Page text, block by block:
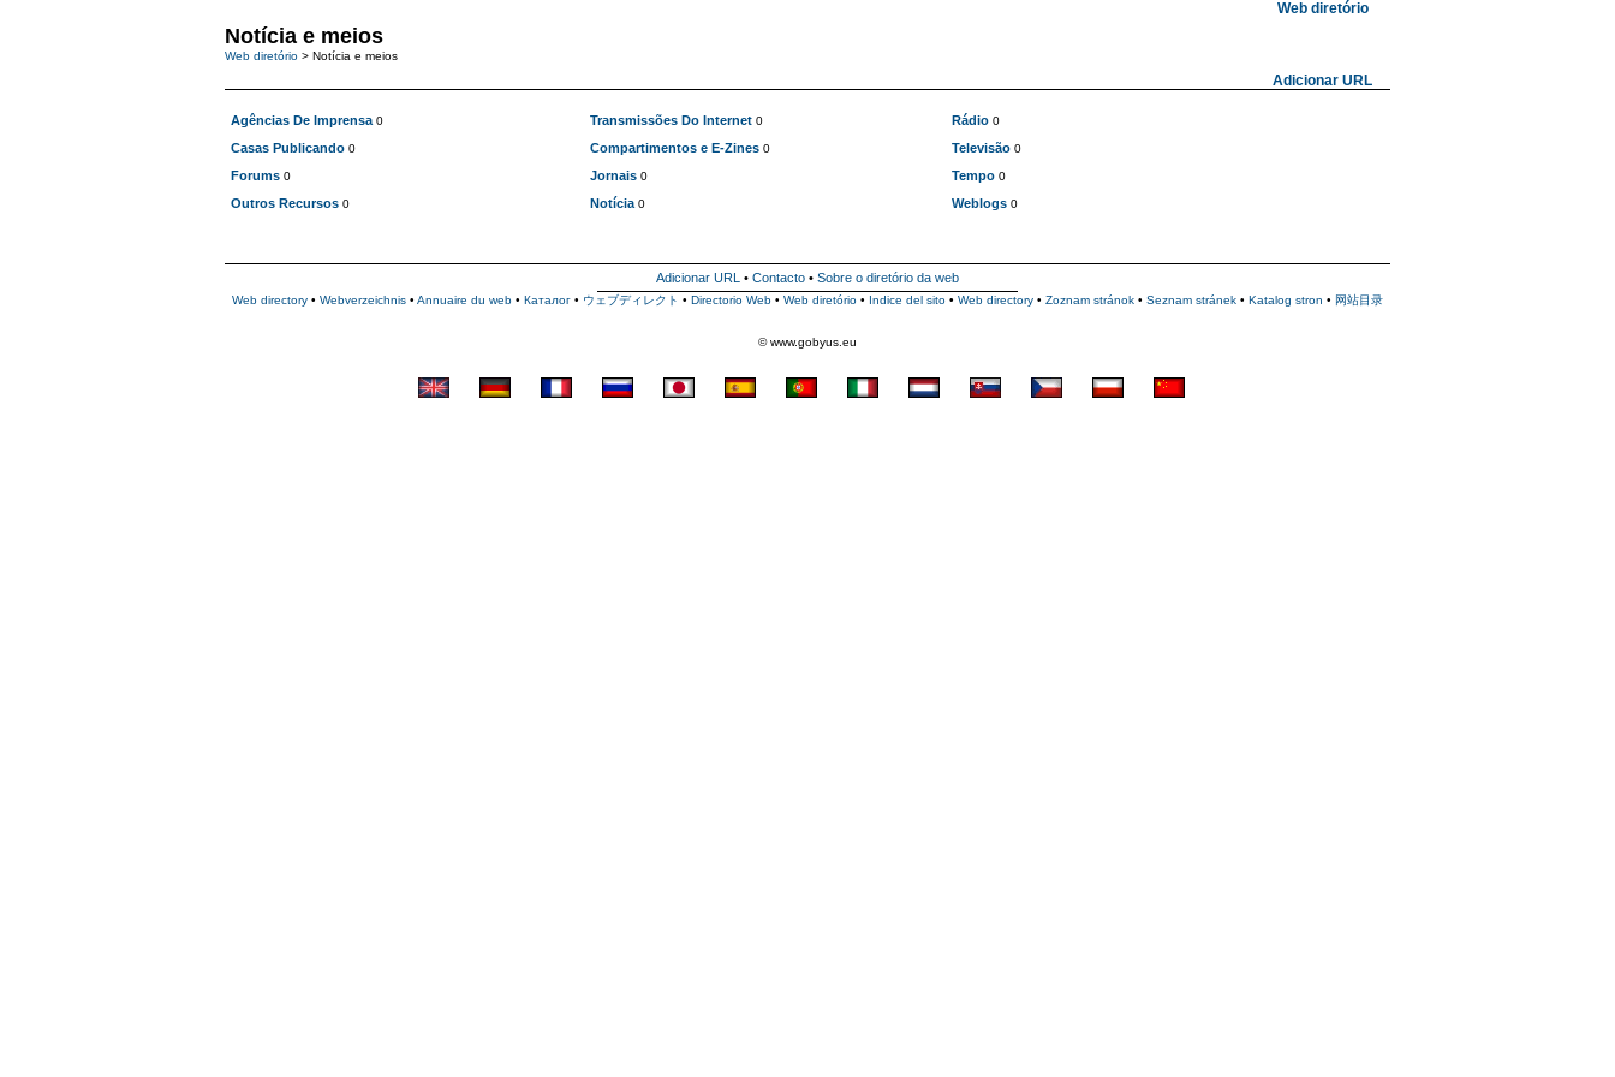
Notícia e meios
Web diretório > Notícia e meios
Adicionar URL
Agências De Imprensa 0
Casas Publicando 0
Forums 0
Outros Recursos 0
Transmissões Do Internet 0
Compartimentos e E-Zines 0
Jornais 0
Notícia 0
Rádio 0
Televisão 0
Tempo 0
Weblogs 0
Adicionar URL • Contacto • Sobre o diretório da web
Web directory • Webverzeichnis • Annuaire du web • Каталог • ウェブディレクト • Directorio Web • Web diretório • Indice del sito • Web directory • Zoznam stránok • Seznam stránek • Katalog stron • 网站目录
© www.gobyus.eu
Web diretório